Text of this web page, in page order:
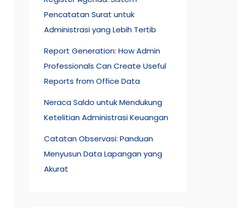
Pencatatan Surat untuk
Administrasi yang Lebih Tertib
Report Generation: How Admin
Professionals Can Create Useful
Reports from Office Data
Neraca Saldo untuk Mendukung
Ketelitian Administrasi Keuangan
Catatan Observasi: Panduan
Menyusun Data Lapangan yang
Akurat